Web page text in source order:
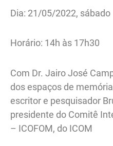
Dia: 21/05/2022, sábado
Horário: 14h às 17h30
Com Dr. Jairo José
dos espaços de
escritor e pesquisador
presidente do Comitê
– ICOFOM, do ICOM